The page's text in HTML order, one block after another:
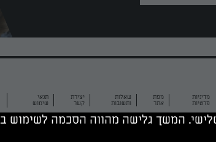
מדיניות
פרטיות
מפת
אתר
שאלות
ותשובות
יצירת
קשר
תנאי
שימוש